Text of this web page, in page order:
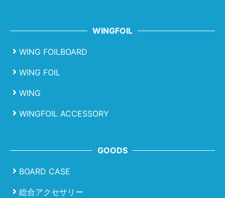
WINGFOIL
WING FOILBOARD
WING FOIL
WING
WINGFOIL ACCESSORY
GOODS
BOARD CASE
総合アクセサリー